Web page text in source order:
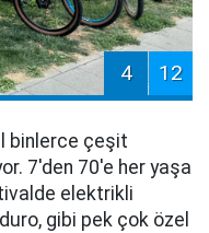
4 12
binlerce çeşit
7'den 70'e her yaşa
elektrikli
gibi pek çok özel